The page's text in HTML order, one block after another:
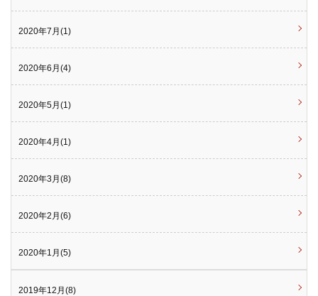
2020年7月(1)
2020年6月(4)
2020年5月(1)
2020年4月(1)
2020年3月(8)
2020年2月(6)
2020年1月(5)
2019年12月(8)